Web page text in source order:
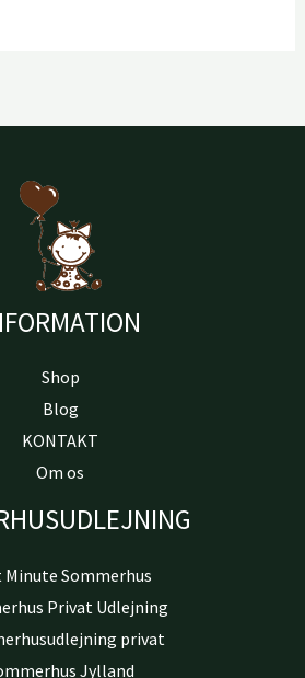
Shop
Blog
KONTAKT
Om os
Minute Sommerhus
Privat Udlejning
privat
Jylland